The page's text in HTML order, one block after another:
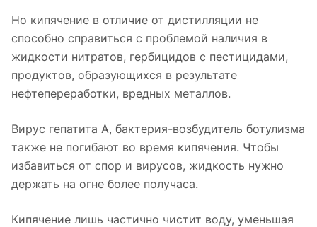
Но кипячение в отличие от дистилляции не
способно справиться с проблемой наличия в
жидкости нитратов, гербицидов с пестицидами,
продуктов, образующихся в результате
нефтепереработки, вредных металлов.
Вирус гепатита А, бактерия-возбудитель ботулизма
также не погибают во время кипячения. Чтобы
избавиться от спор и вирусов, жидкость нужно
держать на огне более получаса.
Кипячение лишь частично чистит воду, уменьшая